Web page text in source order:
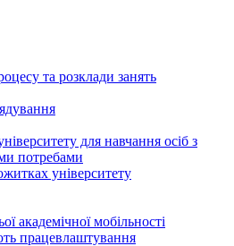
та розклади занять
для навчання осіб з
потребами
університету
академічної мобільності
працевлаштування